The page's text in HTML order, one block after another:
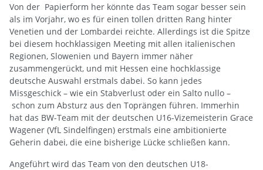
Von der Papierform her könnte das Team sogar besser sein
als im Vorjahr, wo es für einen tollen dritten Rang hinter
Venetien und der Lombardei reichte. Allerdings ist die Spitze
bei diesem hochklassigen Meeting mit allen italienischen
Regionen, Slowenien und Bayern immer näher
zusammengerückt, und mit Hessen eine hochklassige
deutsche Auswahl erstmals dabei. So kann jedes
Missgeschick – wie ein Stabverlust oder ein Salto nullo –
schon zum Absturz aus den Toprängen führen. Immerhin
hat das BW-Team mit der deutschen U16-Vizemeisterin Grace
Wagener (VfL Sindelfingen) erstmals eine ambitionierte
Geherin dabei, die eine bisherige Lücke schließen kann.
Angeführt wird das Team von den deutschen U18-